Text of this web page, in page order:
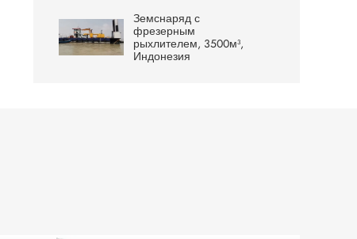
Земснаряд с
фрезерным
рыхлителем, 3500м³,
Индонезия